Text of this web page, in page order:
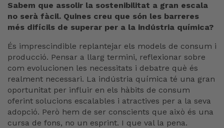
Sabem que assolir la sostenibilitat a gran escala
no serà fàcil. Quines creu que són les barreres
més difícils de superar per a la indústria química?
És imprescindible replantejar els models de consum i
producció. Pensar a llarg termini, reflexionar sobre
com evolucionen les necessitats i debatre què és
realment necessari. La indústria química té una gran
oportunitat per influir en els hàbits de consum
oferint solucions escalables i atractives per a la seva
adopció. Però hem de ser conscients que això és una
cursa de fons, no un esprint. I que val la pena.